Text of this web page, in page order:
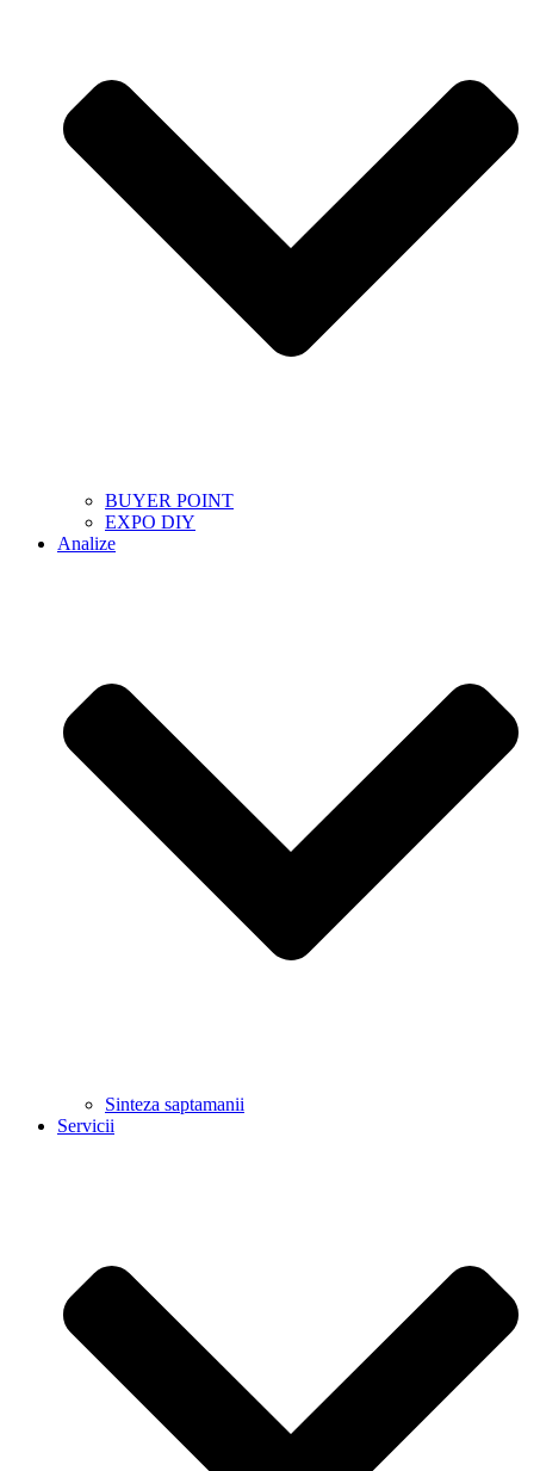
BUYER POINT
EXPO DIY
Analize
Sinteza saptamanii
Servicii